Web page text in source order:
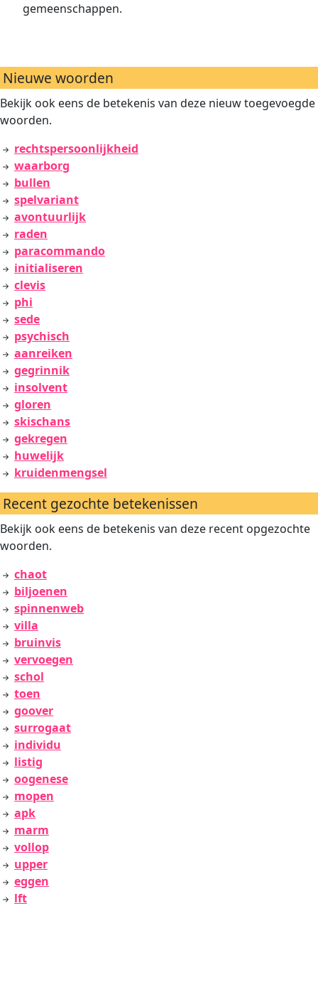
gemeenschappen.
Nieuwe woorden
Bekijk ook eens de betekenis van deze nieuw toegevoegde
woorden.
rechtspersoonlijkheid
waarborg
bullen
spelvariant
avontuurlijk
raden
paracommando
initialiseren
clevis
phi
sede
psychisch
aanreiken
gegrinnik
insolvent
gloren
skischans
gekregen
huwelijk
kruidenmengsel
Recent gezochte betekenissen
Bekijk ook eens de betekenis van deze recent opgezochte
woorden.
chaot
biljoenen
spinnenweb
villa
bruinvis
vervoegen
schol
toen
goover
surrogaat
individu
listig
oogenese
mopen
apk
marm
vollop
upper
eggen
lft